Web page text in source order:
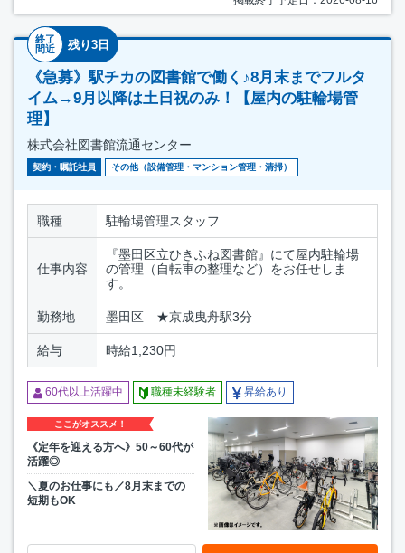
終了
間近
残り3日
《急募》駅チカの図書館で働く♪8月末までフルタ
イム→9月以降は土日祝のみ！【屋内の駐輪場管
理】
株式会社図書館流通センター
契約・嘱託社員 その他（設備管理・マンション管理・清掃）
職種 駐輪場管理スタッフ
仕事内容
『墨田区立ひきふね図書館』にて屋内駐輪場
の管理（自転車の整理など）をお任せしま
す。
勤務地 墨田区 ★京成曳舟駅3分
給与 時給1,230円
60代以上活躍中 職種未経験者 昇給あり
ここがオススメ！
《定年を迎える方へ》50～60代が
活躍◎
＼夏のお仕事にも／8月末までの
短期もOK